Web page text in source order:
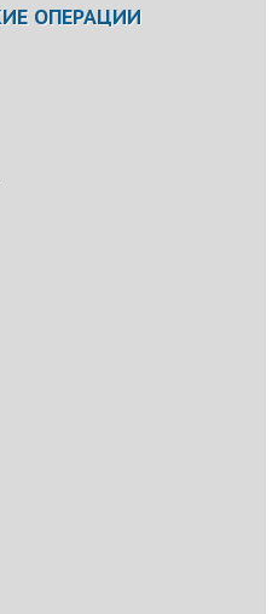
чаще всего образуются у тех, кто
стул, опустить руки на стол и
область тазобедренных
заметить огромную жировую
кислорода и жировые ткани
упражнений от галифе, а
жировых отложений.
на носу
тем, что опускаются брови после
Сильнее симптом проявляется
после блефаропластики
глаза – патология, с которой
ОПЕРАЦИИ